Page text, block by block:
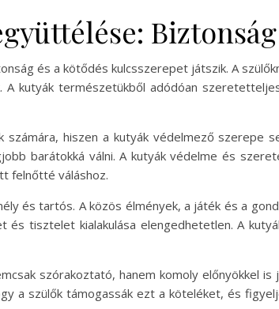
és a kötődés kulcsszerepet játszik. A
kutyák természetükből adódóan
számára, hiszen a kutyák védelmező szerepe
barátokká válni. A kutyák védelme és
felnőtté váláshoz.
és tartós. A közös élmények, a játék és a
tisztelet kialakulása elengedhetetlen. A
szórakoztató, hanem komoly előnyökkel
a szülők támogassák ezt a köteléket, és